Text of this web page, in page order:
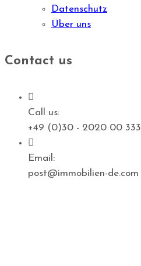
Datenschutz
Über uns
Contact us
Call us:
+49 (0)30 - 2020 00 333
Email:
post@immobilien-de.com